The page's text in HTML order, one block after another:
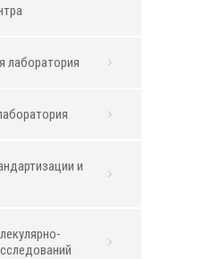
лаборатория
и